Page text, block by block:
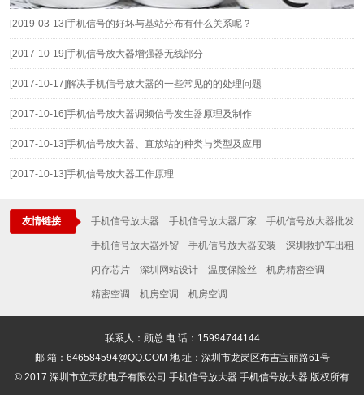
[2019-03-13]手机信号的好坏与基站分布有什么关系呢？
[2017-10-19]手机信号放大器增强器无线部分
[2017-10-17]解决手机信号放大器的一些常见的的处理问题
[2017-10-16]手机信号放大器调频信号发生器原理及制作
[2017-10-13]手机信号放大器、直放站的种类与类型及应用
[2017-10-13]手机信号放大器工作原理
友情链接 手机信号放大器 手机信号放大器厂家 手机信号放大器批发
手机信号放大器外贸 手机信号放大器安装 深圳救护车出租
闪存芯片 深圳网站设计 温度保险丝 机房精密空调
精密空调 机房空调 机房空调
联系人：顾总 电 话：15994744144
邮 箱：646584594@QQ.COM 地 址：深圳市龙岗区布吉宝丽路61号
© 2017 深圳市立天航电子有限公司 手机信号放大器 手机信号放大器 版权所有